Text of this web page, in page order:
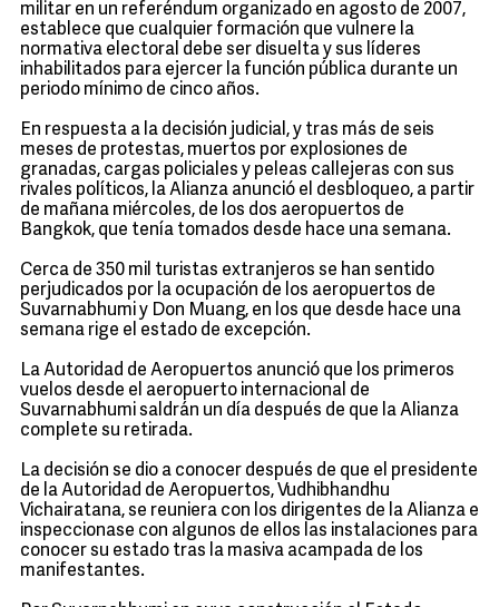
militar en un referéndum organizado en agosto de 2007,
establece que cualquier formación que vulnere la
normativa electoral debe ser disuelta y sus líderes
inhabilitados para ejercer la función pública durante un
periodo mínimo de cinco años.
En respuesta a la decisión judicial, y tras más de seis
meses de protestas, muertos por explosiones de
granadas, cargas policiales y peleas callejeras con sus
rivales políticos, la Alianza anunció el desbloqueo, a partir
de mañana miércoles, de los dos aeropuertos de
Bangkok, que tenía tomados desde hace una semana.
Cerca de 350 mil turistas extranjeros se han sentido
perjudicados por la ocupación de los aeropuertos de
Suvarnabhumi y Don Muang, en los que desde hace una
semana rige el estado de excepción.
La Autoridad de Aeropuertos anunció que los primeros
vuelos desde el aeropuerto internacional de
Suvarnabhumi saldrán un día después de que la Alianza
complete su retirada.
La decisión se dio a conocer después de que el presidente
de la Autoridad de Aeropuertos, Vudhibhandhu
Vichairatana, se reuniera con los dirigentes de la Alianza e
inspeccionase con algunos de ellos las instalaciones para
conocer su estado tras la masiva acampada de los
manifestantes.